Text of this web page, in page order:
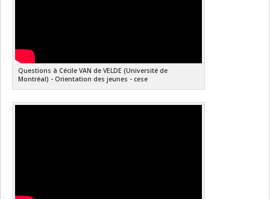
Questions à Cécile VAN de VELDE (Université de
Montréal) - Orientation des jeunes - cese